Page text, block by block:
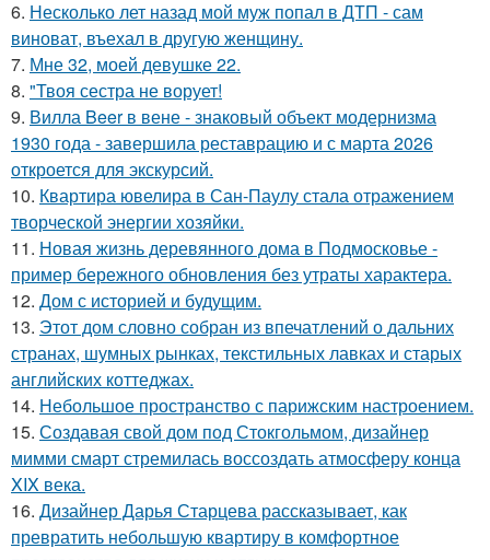
6. Несколько лет назад мой муж попал в ДТП - сам
виноват, въехал в другую женщину.
7. Мне 32, моей девушке 22.
8. "Твоя сестра не ворует!
9. Вилла Beer в вене - знаковый объект модернизма
1930 года - завершила реставрацию и с марта 2026
откроется для экскурсий.
10. Квартира ювелира в Сан-Паулу стала отражением
творческой энергии хозяйки.
11. Новая жизнь деревянного дома в Подмосковье -
пример бережного обновления без утраты характера.
12. Дом с историей и будущим.
13. Этот дом словно собран из впечатлений о дальних
странах, шумных рынках, текстильных лавках и старых
английских коттеджах.
14. Небольшое пространство с парижским настроением.
15. Создавая свой дом под Стокгольмом, дизайнер
мимми смарт стремилась воссоздать атмосферу конца
XIX века.
16. Дизайнер Дарья Старцева рассказывает, как
превратить небольшую квартиру в комфортное